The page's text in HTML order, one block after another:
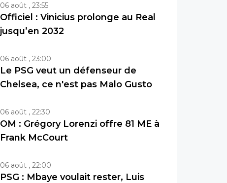
06 août , 23:55
Officiel : Vinicius prolonge au Real
jusqu’en 2032
06 août , 23:00
Le PSG veut un défenseur de
Chelsea, ce n'est pas Malo Gusto
06 août , 22:30
OM : Grégory Lorenzi offre 81 ME à
Frank McCourt
06 août , 22:00
PSG : Mbaye voulait rester, Luis